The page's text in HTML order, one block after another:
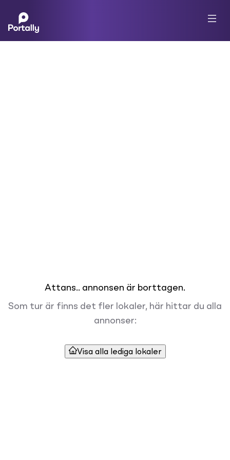
Attans.. annonsen är borttagen.
Som tur är finns det fler lokaler, här hittar du alla
annonser:
Visa alla lediga lokaler